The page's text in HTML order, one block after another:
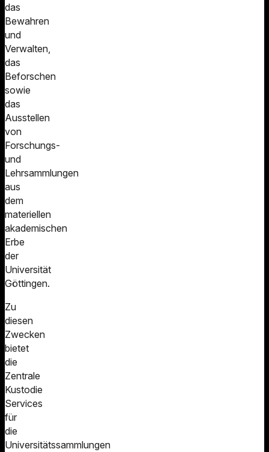
das
Bewahren
und
Verwalten,
das
Beforschen
sowie
das
Ausstellen
von
Forschungs-
und
Lehrsammlungen
aus
dem
materiellen
akademischen
Erbe
der
Universität
Göttingen.
Zu
diesen
Zwecken
bietet
die
Zentrale
Kustodie
Services
für
die
Universitätssammlungen